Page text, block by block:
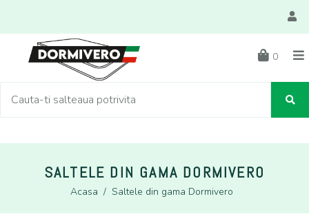
0
SALTELE DIN GAMA DORMIVERO
Acasa / Saltele din gama Dormivero